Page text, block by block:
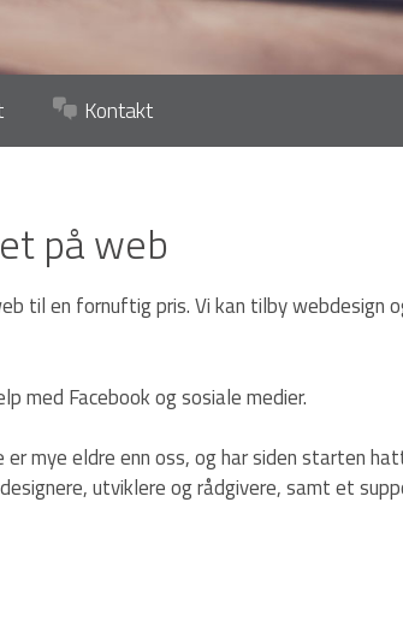
Kontakt
på web
til en fornuftig pris. Vi kan tilby webdesign
med Facebook og sosiale medier.
mye eldre enn oss, og har siden starten
utviklere og rådgivere, samt et